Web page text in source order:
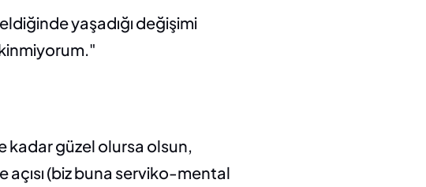
yaşadığı değişimi
kadar güzel olursa olsun,
(biz buna serviko-mental